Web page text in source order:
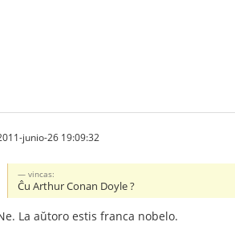
junio-26 19:09:32
vincas:
Ĉu Arthur Conan Doyle ?
La aŭtoro estis franca nobelo.